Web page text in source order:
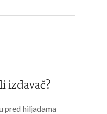
izdavač?
pred hiljadama